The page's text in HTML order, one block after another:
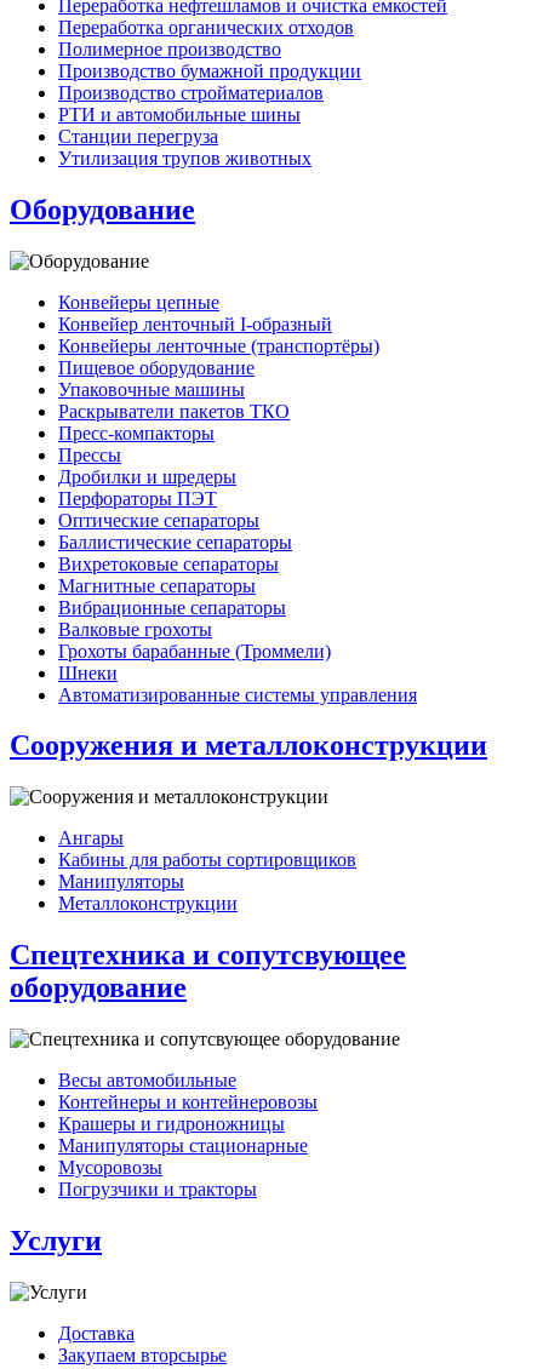
Переработка нефтешламов и очистка емкостей
Переработка органических отходов
Полимерное производство
Производство бумажной продукции
Производство стройматериалов
РТИ и автомобильные шины
Станции перегруза
Утилизация трупов животных
Оборудование
Конвейеры цепные
Конвейер ленточный I-образный
Конвейеры ленточные (транспортёры)
Пищевое оборудование
Упаковочные машины
Раскрыватели пакетов ТКО
Пресс-компакторы
Прессы
Дробилки и шредеры
Перфораторы ПЭТ
Оптические сепараторы
Баллистические сепараторы
Вихретоковые сепараторы
Магнитные сепараторы
Вибрационные сепараторы
Валковые грохоты
Грохоты барабанные (Троммели)
Шнеки
Автоматизированные системы управления
Сооружения и металлоконструкции
Ангары
Кабины для работы сортировщиков
Манипуляторы
Металлоконструкции
Спецтехника и сопутсвующее
оборудование
Весы автомобильные
Контейнеры и контейнеровозы
Крашеры и гидроножницы
Манипуляторы стационарные
Мусоровозы
Погрузчики и тракторы
Услуги
Доставка
Закупаем вторсырье